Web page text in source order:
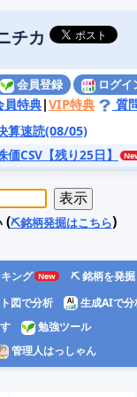
チカ
会員登録 ログイ
員特典|VIP特典
質
算速読(08/05)
価CSV【残り25日】
(⛏️銘柄発掘はこちら)
ング
⛏️ 銘柄を発掘
図で分析
生成AIで分
勉強ツール
管理人はっしゃん